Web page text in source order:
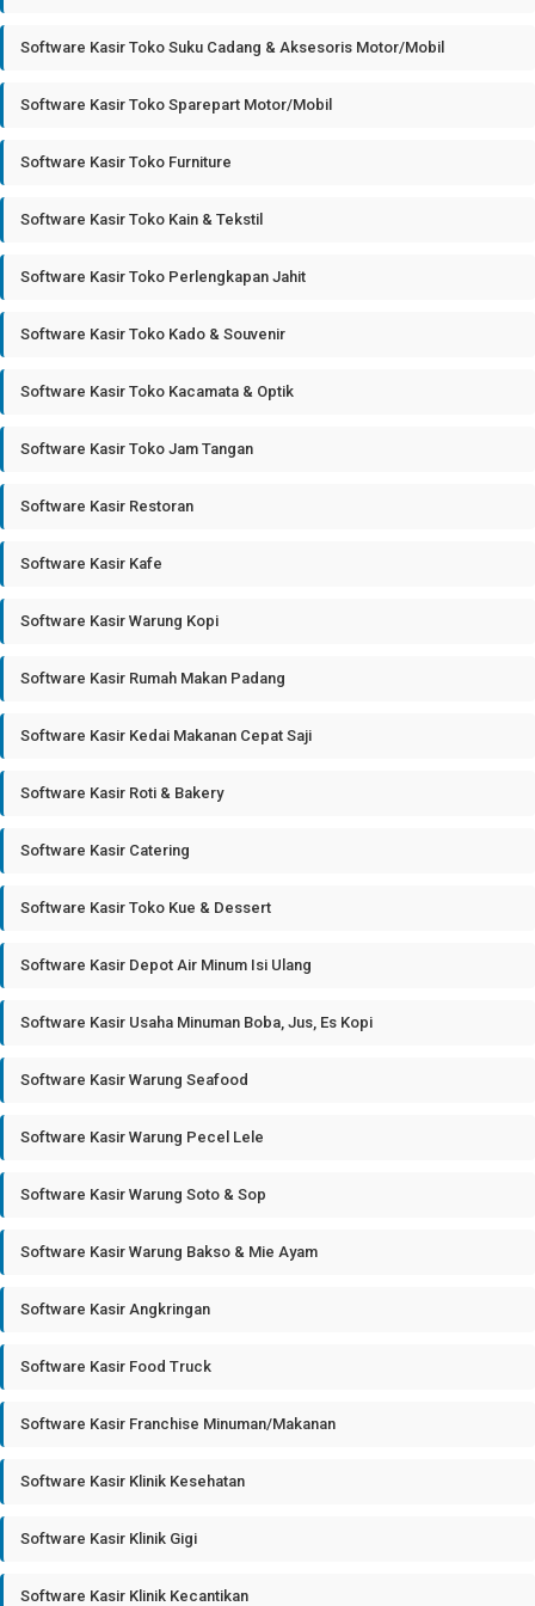
Software Kasir Toko Suku Cadang & Aksesoris Motor/Mobil
Software Kasir Toko Sparepart Motor/Mobil
Software Kasir Toko Furniture
Software Kasir Toko Kain & Tekstil
Software Kasir Toko Perlengkapan Jahit
Software Kasir Toko Kado & Souvenir
Software Kasir Toko Kacamata & Optik
Software Kasir Toko Jam Tangan
Software Kasir Restoran
Software Kasir Kafe
Software Kasir Warung Kopi
Software Kasir Rumah Makan Padang
Software Kasir Kedai Makanan Cepat Saji
Software Kasir Roti & Bakery
Software Kasir Catering
Software Kasir Toko Kue & Dessert
Software Kasir Depot Air Minum Isi Ulang
Software Kasir Usaha Minuman Boba, Jus, Es Kopi
Software Kasir Warung Seafood
Software Kasir Warung Pecel Lele
Software Kasir Warung Soto & Sop
Software Kasir Warung Bakso & Mie Ayam
Software Kasir Angkringan
Software Kasir Food Truck
Software Kasir Franchise Minuman/Makanan
Software Kasir Klinik Kesehatan
Software Kasir Klinik Gigi
Software Kasir Klinik Kecantikan